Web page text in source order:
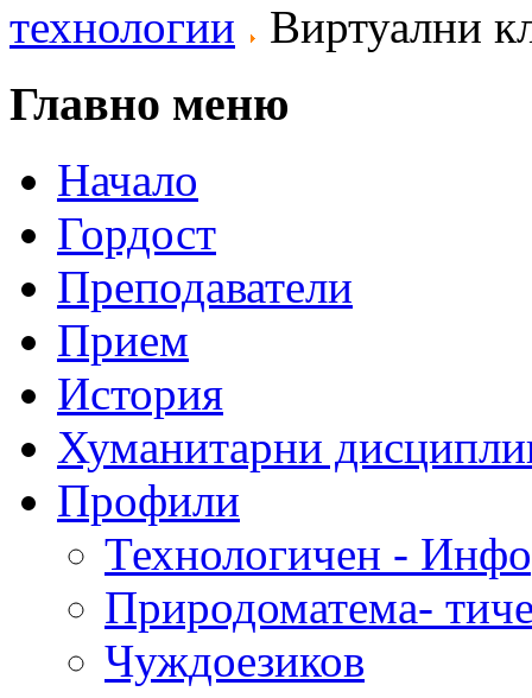
технологии
Виртуални
Главно меню
Начало
Гордост
Преподаватели
Прием
История
Хуманитарни
Профили
Технологичен -
Природоматема-
Чуждоезиков